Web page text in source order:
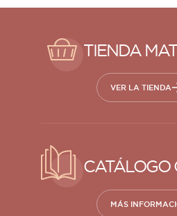
TIENDA
VER LA TIENDA
CATÁLOGO
MÁS